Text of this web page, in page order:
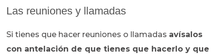
Las reuniones y llamadas
Si tienes que hacer reuniones o llamadas avísalos
con antelación de que tienes que hacerlo y que